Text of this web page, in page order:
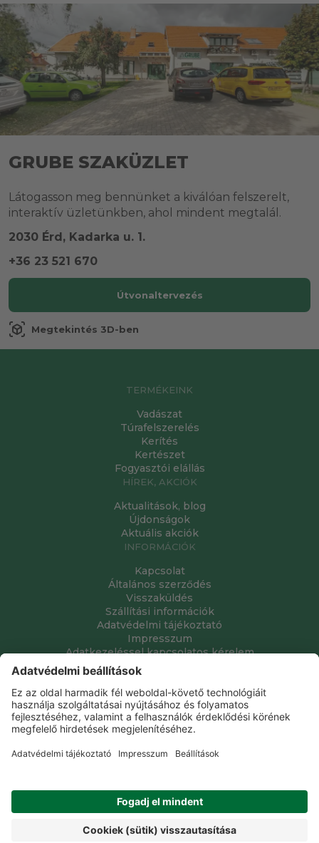
GRUBE SZAKÜZLET
Látogasson meg bennünket a kiválóan felszerelt,
interaktív üzletünkben, ahol mindent megtalál.
2030 Érd, Kadarka u. 1.
+36 23 521 670
Útvonaltervezés
view_in_ar Megtekintés 3D-ben
TERMÉKEINK
Vadászat
Túrafelszerelés
Kerítés
Kertészet
Fogyasztói elállás
HÍREK, AKCIÓK
Aktualitások, blog
Újdonságok
Aktuális akciók
INFORMÁCIÓK
Kapcsolat
Általános szerződés
Visszaküldés
Szállítási információk
Adatvédelmi tájékoztató
Impresszum
Adatkezeléssel kapcsolatos kérelem
Grube Kft. © 2009 - 2026. Minden jog fenntartva. All rights
reserved.
Tervezte és készítette:
Vision-Software, az Octopus 8 ERP